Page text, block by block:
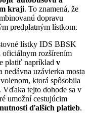
kraji. To znamená, že
dopravu
predplatným lístkom.
lístky IDS BBSK
oficiálnym rozšírením
platiť napríklad v
nedávna uzávierka mosta
ktorá spôsobila
Vďaka tejto dohode sa v
umožní cestujúcim
ďalších platieb.